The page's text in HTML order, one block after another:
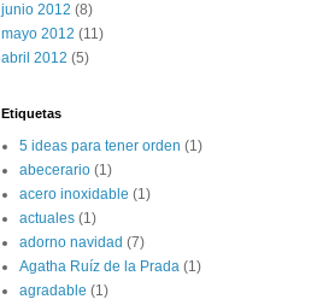
junio 2012 (8)
mayo 2012 (11)
abril 2012 (5)
Etiquetas
5 ideas para tener orden (1)
abecerario (1)
acero inoxidable (1)
actuales (1)
adorno navidad (7)
Agatha Ruíz de la Prada (1)
agradable (1)